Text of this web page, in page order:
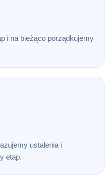
i na bieżąco porządkujemy
ustalenia i
etap.